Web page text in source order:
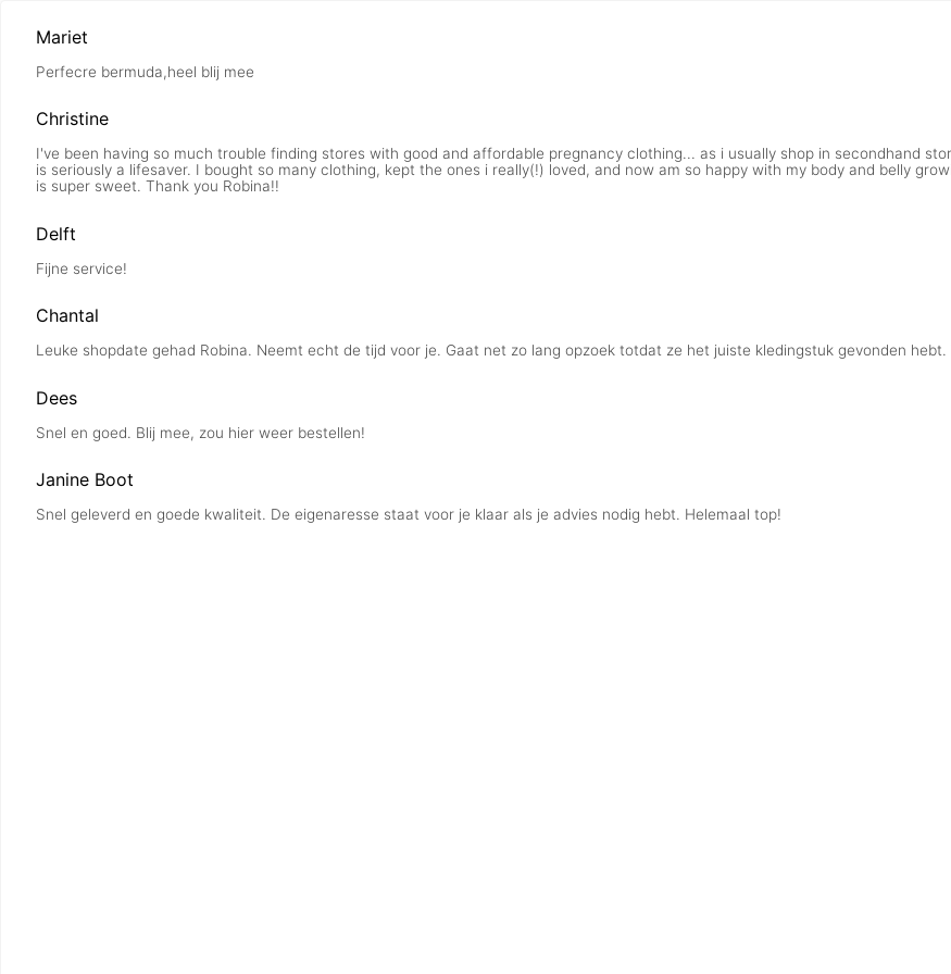
Mariet
Perfecre bermuda,heel blij mee
Christine
I've been having so much trouble finding stores with good and affordable pregnancy clothing... as i usually shop in secondhand
is seriously a lifesaver. I bought so many clothing, kept the ones i really(!) loved, and now am so happy with my body and belly
is super sweet. Thank you Robina!!
Delft
Fijne service!
Chantal
Leuke shopdate gehad Robina. Neemt echt de tijd voor je. Gaat net zo lang opzoek totdat ze het juiste kledingstuk gevonden
Dees
Snel en goed. Blij mee, zou hier weer bestellen!
Janine Boot
Snel geleverd en goede kwaliteit. De eigenaresse staat voor je klaar als je advies nodig hebt. Helemaal top!